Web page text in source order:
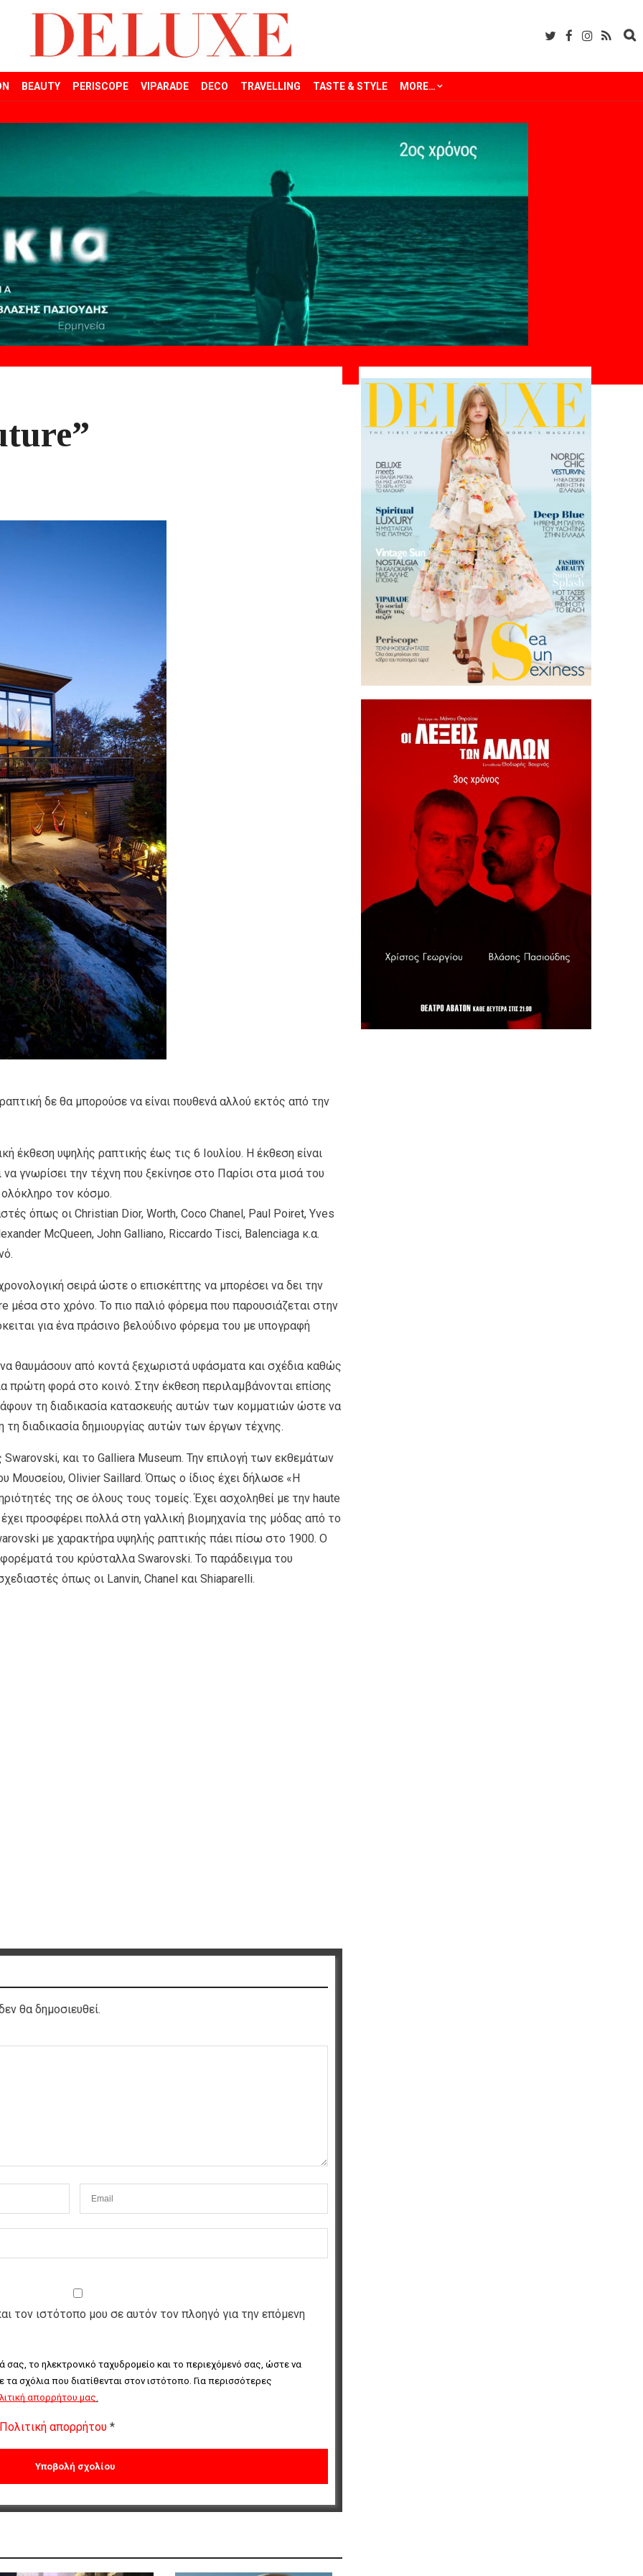
BEAUTY PERISCOPE VIPARADE DECO TRAVELLING TASTE & STYLE MORE…
δε θα μπορούσε να είναι πουθενά αλλού εκτός από την
έκθεση υψηλής ραπτικής έως τις 6 Ιουλίου. Η έκθεση είναι
γνωρίσει την τέχνη που ξεκίνησε στο Παρίσι στα μισά του
τον κόσμο.
όπως οι Christian Dior, Worth, Coco Chanel, Paul Poiret, Yves
McQueen, John Galliano, Riccardo Tisci, Balenciaga κ.α.
σειρά ώστε ο επισκέπτης να μπορέσει να δει την
μέσα στο χρόνο. Το πιο παλιό φόρεμα που παρουσιάζεται στην
για ένα πράσινο βελούδινο φόρεμα του με υπογραφή
θαυμάσουν από κοντά ξεχωριστά υφάσματα και σχέδια καθώς
πρώτη φορά στο κοινό. Στην έκθεση περιλαμβάνονται επίσης
τη διαδικασία κατασκευής αυτών των κομματιών ώστε να
τη διαδικασία δημιουργίας αυτών των έργων τέχνης.
Swarovski, και το Galliera Museum. Την επιλογή των εκθεμάτων
Μουσείου, Olivier Saillard. Όπως ο ίδιος έχει δήλωσε «Η
της σε όλους τους τομείς. Έχει ασχοληθεί με την haute
προσφέρει πολλά στη γαλλική βιομηχανία της μόδας από το
με χαρακτήρα υψηλής ραπτικής πάει πίσω στο 1900. Ο
του κρύσταλλα Swarovski. Το παράδειγμα του
όπως οι Lanvin, Chanel και Shiaparelli.
θα δημοσιευθεί.
τον ιστότοπο μου σε αυτόν τον πλοηγό για την επόμενη
σας, το ηλεκτρονικό ταχυδρομείο και το περιεχόμενό σας, ώστε να
σχόλια που διατίθενται στον ιστότοπο. Για περισσότερες
απορρήτου μας.
Πολιτική απορρήτου *